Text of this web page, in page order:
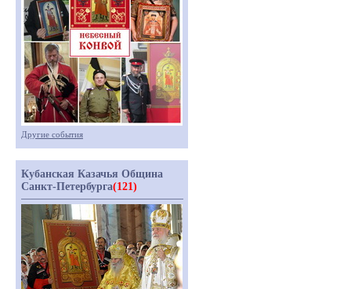
Другие события
Кубанская Казачья Община
Санкт-Петербурга(121)